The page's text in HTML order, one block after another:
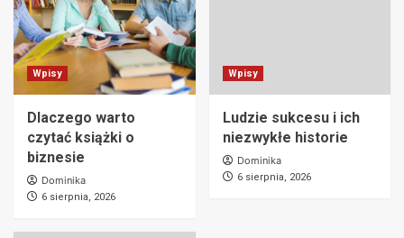
Wpisy
Dlaczego warto
czytać książki o
biznesie
Dominika
6 sierpnia, 2026
Wpisy
Ludzie sukcesu i ich
niezwykłe historie
Dominika
6 sierpnia, 2026